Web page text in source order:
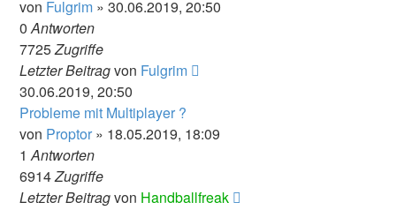
von Fulgrim » 30.06.2019, 20:50
0Antworten
7725Zugriffe
Letzter Beitragvon Fulgrim
30.06.2019, 20:50
Probleme mit Multiplayer ?
von Proptor » 18.05.2019, 18:09
1Antworten
6914Zugriffe
Letzter Beitragvon Handballfreak